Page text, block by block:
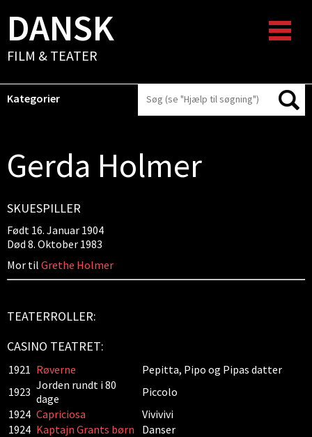
DANSK
FILM & TEATER
Kategorier
Gerda Holmer
SKUESPILLER
Født 16. Januar 1904
Død 8. Oktober 1983
Mor til Grethe Holmer
TEATERROLLER:
CASINO TEATRET:
1921 Røverne
Pepitta, Pipo og Pipas datter
1923 Jorden rundt i 80
dage
Piccolo
1924 Capriciosa
Vivivivi
1924 Kaptajn Grants børn
Danser